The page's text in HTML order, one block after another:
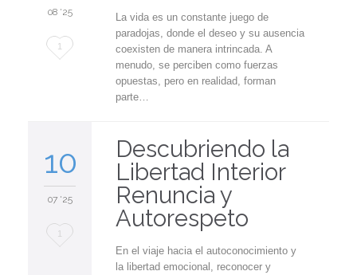
08 '25
Love
1
La vida es un constante juego de
paradojas, donde el deseo y su ausencia
coexisten de manera intrincada. A
menudo, se perciben como fuerzas
opuestas, pero en realidad, forman
parte…
10
07 '25
Love
Descubriendo la
Libertad Interior
Renuncia y
Autorespeto
En el viaje hacia el autoconocimiento y
la libertad emocional, reconocer y